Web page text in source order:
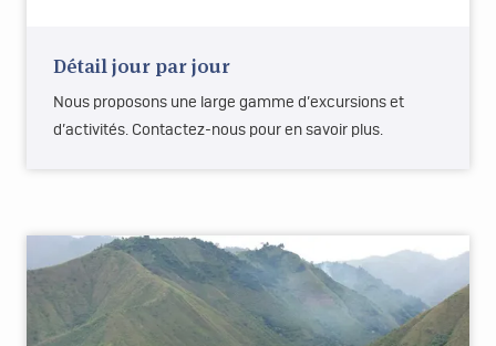
Détail jour par jour
Nous proposons une large gamme d’excursions et
d’activités. Contactez-nous pour en savoir plus.